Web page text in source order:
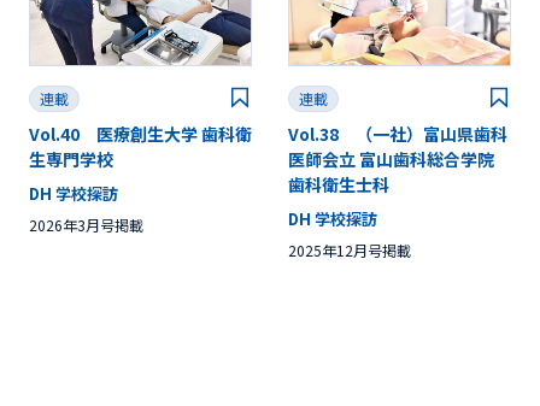
連載
Vol.40 医療創生大学 歯科衛
生専門学校
DH 学校探訪
2026年3月号掲載
連載
Vol.38 （一社）富山県歯科
医師会立 富山歯科総合学院
歯科衛生士科
DH 学校探訪
2025年12月号掲載